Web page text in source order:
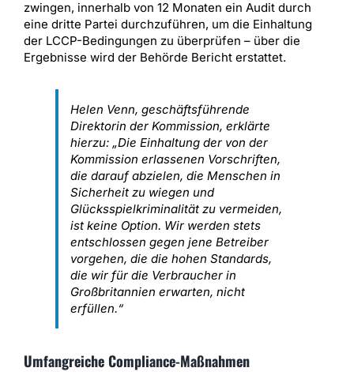
zwingen, innerhalb von 12 Monaten ein Audit durch
eine dritte Partei durchzuführen, um die Einhaltung
der LCCP-Bedingungen zu überprüfen – über die
Ergebnisse wird der Behörde Bericht erstattet.
Helen Venn, geschäftsführende
Direktorin der Kommission, erklärte
hierzu: „Die Einhaltung der von der
Kommission erlassenen Vorschriften,
die darauf abzielen, die Menschen in
Sicherheit zu wiegen und
Glücksspielkriminalität zu vermeiden,
ist keine Option. Wir werden stets
entschlossen gegen jene Betreiber
vorgehen, die die hohen Standards,
die wir für die Verbraucher in
Großbritannien erwarten, nicht
erfüllen.“
Umfangreiche Compliance-Maßnahmen